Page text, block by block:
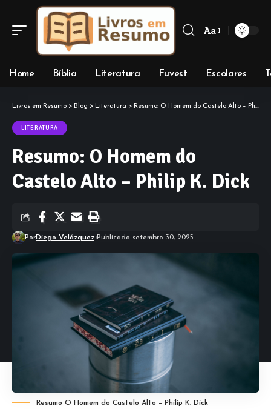
Font
Aa
Home Bíblia Literatura Fuvest Escolares
Livros em Resumo > Blog > Literatura > Resumo: O Homem do Castelo Alto – Philip K. Dick
LITERATURA
Resumo: O Homem do
Castelo Alto – Philip K. Dick
PorDiego Velázquez Publicado setembro 30, 2025
Resumo O Homem do Castelo Alto – Philip K. Dick